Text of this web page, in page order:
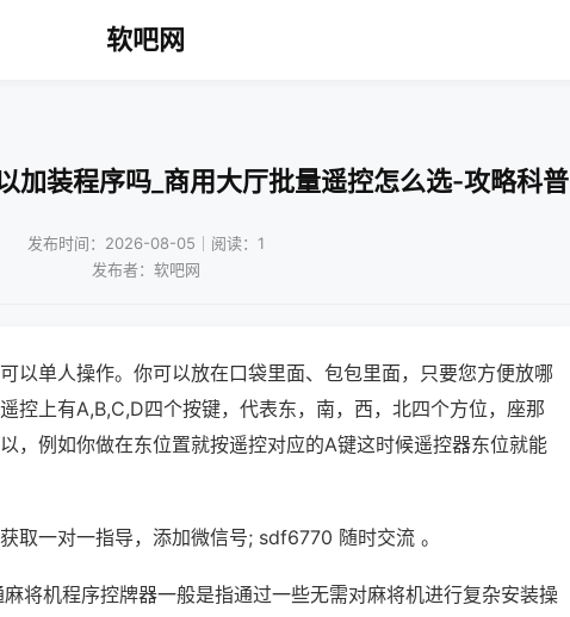
软吧网
加装程序吗_商用大厅批量遥控怎么选-攻略科普
发布时间：2026-08-05｜阅读：1
发布者：软吧网
以单人操作。你可以放在口袋里面、包包里面，只要您方便放哪
控上有A,B,C,D四个按键，代表东，南，西，北四个方位，座那
，例如你做在东位置就按遥控对应的A键这时候遥控器东位就能
取一对一指导，添加微信号; sdf6770 随时交流 。
将机程序控牌器一般是指通过一些无需对麻将机进行复杂安装操